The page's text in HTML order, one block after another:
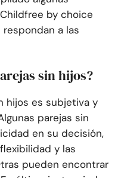
by choice
a las
sin hijos?
hijos es subjetiva y
parejas sin
en su decisión,
y las
pueden encontrar